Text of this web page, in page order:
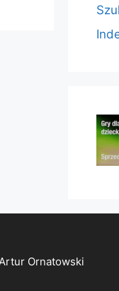
Ornatowski